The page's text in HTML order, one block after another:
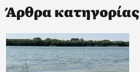
Άρθρα κατηγορίας